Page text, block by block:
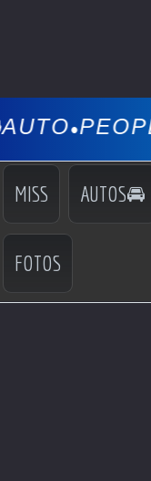
INFOS,
MISS AUTOS🚘
FOTOS